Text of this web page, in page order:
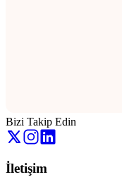
Bizi Takip Edin
İletişim